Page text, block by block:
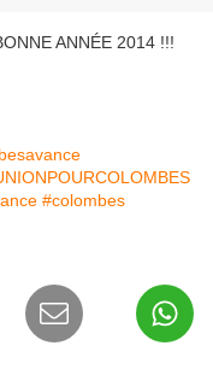
ANNÉE 2014 !!!
#colombes